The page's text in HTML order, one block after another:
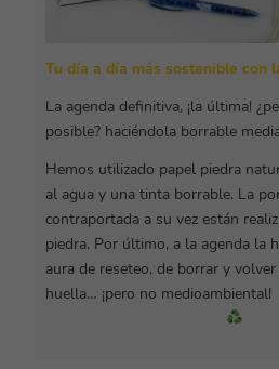
Tu día a día más sostenible con
La agenda definitiva, ¡la última!
posible? haciéndola borrable
Hemos utilizado papel piedra
al agua y una tinta borrable. La
contraportada a su vez están
piedra. Por último, a la agenda la
aura de reseteo, de borrar y
huella… ¡pero no medioambiental!